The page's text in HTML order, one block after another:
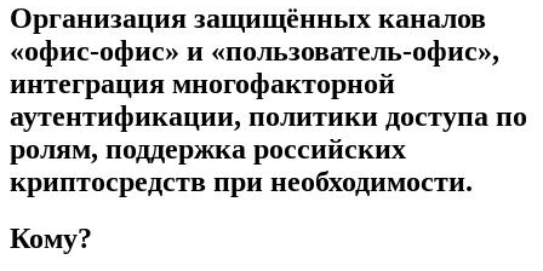
Организация защищённых каналов
«офис-офис» и «пользователь-офис»,
интеграция многофакторной
аутентификации, политики доступа по
ролям, поддержка российских
криптосредств при необходимости.
Кому?